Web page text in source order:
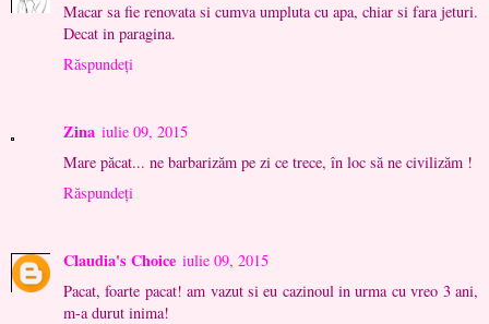
Macar sa fie renovata si cumva umpluta cu apa, chiar si fara jeturi.
Decat in paragina.
Răspundeți
Zina iulie 09, 2015
Mare păcat... ne barbarizăm pe zi ce trece, în loc să ne civilizăm !
Răspundeți
Claudia's Choice iulie 09, 2015
Pacat, foarte pacat! am vazut si eu cazinoul in urma cu vreo 3 ani,
m-a durut inima!